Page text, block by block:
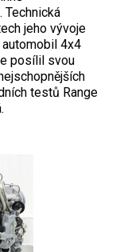
jeho vývoje
4x4
posílil svou
testů Range